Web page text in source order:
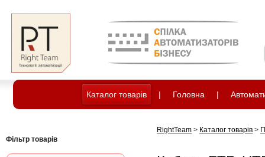
Каталог товарів | Головна |
Фільтр товарів
RightTeam > Каталог товарів >